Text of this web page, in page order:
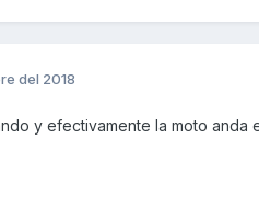
del 2018
y efectivamente la moto anda